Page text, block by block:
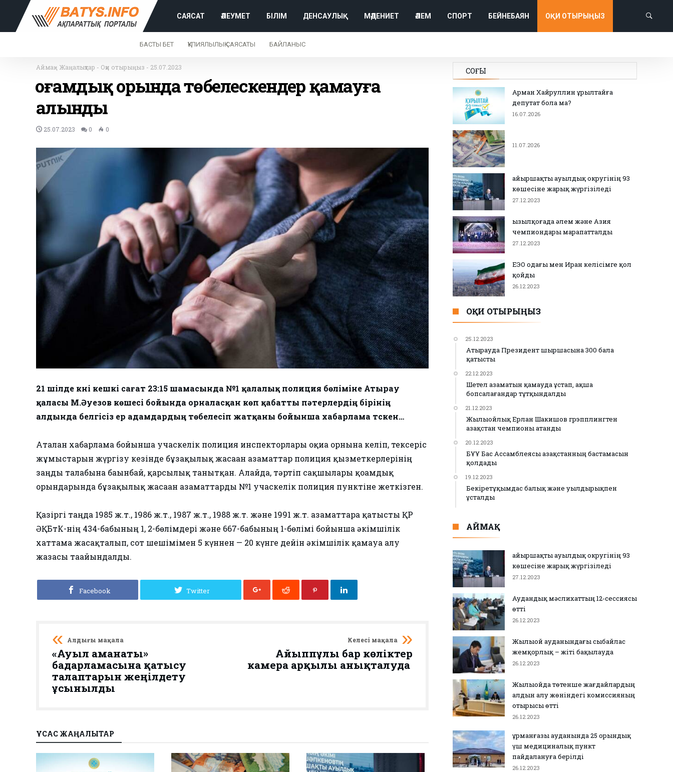
САЯСАТ ӘЛЕУМЕТ БІЛІМ ДЕНСАУЛЫҚ МӘДЕНИЕТ ӘЛЕМ СПОРТ БЕЙНЕБАЯН ОҚИ ОТЫРЫҢЫЗ
БАСТЫ БЕТ ҚҰПИЯЛЫЛЫҚ САЯСАТЫ БАЙЛАНЫС
Аймақ- Жаңалықтар - Оқи отырыңыз - 25.07.2023
Қоғамдық орында төбелескендер қамауға
алынды
25.07.2023 0 0
21 шілде күні кешкі сағат 23:15 шамасында №1 қалалық полиция бөліміне Атырау
қаласы М.Әуезов көшесі бойында орналасқан көп қабатты пәтерлердің бірінің
алдында белгісіз ер адамдардың төбелесіп жатқаны бойынша хабарлама түскен…
Аталған хабарлама бойынша учаскелік полиция инспекторлары оқиға орнына келіп, тексеріс
жұмыстарын жүргізу кезінде бұзақылық жасаған азаматтар полиция қызметкерлерінің
заңды талабына бағынбай, қарсылық танытқан. Алайда, тәртіп сақшылары қоғамдық
орындарында бұзақылық жасаған азаматтарды №1 учаскелік полиция пунктіне жеткізген.
Қазіргі таңда 1985 ж.т., 1986 ж.т., 1987 ж.т., 1988 ж.т. және 1991 ж.т. азаматтарға қатысты ҚР
ӘҚБтК-нің 434-бабының 1, 2-бөлімдері және 667-бабының 1-бөлімі бойынша әкімшілік
хаттама жасақталып, сот шешімімен 5 күннен — 20 күнге дейін әкімшілік қамауға алу
жазасы тағайындалды.
Facebook Twitter
Алдыңғы мақала
«Ауыл аманаты»
бағдарламасына қатысу
талаптарын жеңілдету
ұсынылды
Келесі мақала
Айыппұлы бар көліктер
камера арқылы анықталуда
ҰҚСАС ЖАҢАЛЫҚТАР
СОҢҒЫ
Арман Хайруллин Құрылтайға
депутат бола ма?
16.07.2026
11.07.2026
Қайыршақты ауылдық округінің 93
көшесіне жарық жүргізіледі
27.12.2023
Қызылқоғада әлем және Азия
чемпиондары марапатталды
27.12.2023
ЕЭО одағы мен Иран келісімге қол
қойды
26.12.2023
ОҚИ ОТЫРЫҢЫЗ
25.12.2023
Атырауда Президент шыршасына 300 бала
қатысты
22.12.2023
Шетел азаматын қамауда ұстап, ақша
бопсалағандар тұтқындалды
21.12.2023
Жылыойлық Ерлан Шакишов грэпплингтен
Қазақстан чемпионы атанды
20.12.2023
БҰҰ Бас Ассамблеясы Қазақстанның бастамасын
қолдады
19.12.2023
Бекіретұқымдас балық және уылдырықпен
ұсталды
АЙМАҚ
Қайыршақты ауылдық округінің 93
көшесіне жарық жүргізіледі
27.12.2023
Аудандық мәслихаттың 12-сессиясы
өтті
26.12.2023
Жылыой ауданындағы сыбайлас
жемқорлық – жіті бақылауда
26.12.2023
Жылыойда төтенше жағдайлардың
алдын алу жөніндегі комиссияның
отырысы өтті
26.12.2023
Құрманғазы ауданында 25 орындық
үш медициналық пункт
пайдалануға берілді
26.12.2023